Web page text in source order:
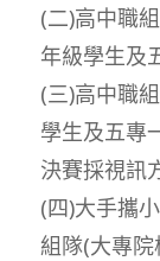
(二)高中職
年級學生及
(三)高中職
學生及五專
決賽採視訊
(四)大手攜
組隊(大專